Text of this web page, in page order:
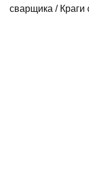
сварщика /